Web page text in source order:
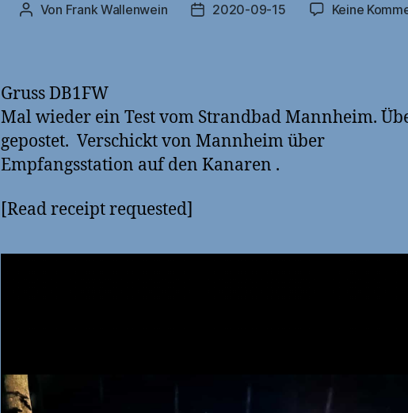
Beitragsautor
Von Frank Wallenwein Veröffentlichungsdatum
2020-09-15 Keine
Gruss DB1FW
Mal wieder ein Test vom Strandbad Mannheim.
gepostet. Verschickt von Mannheim über
Empfangsstation auf den Kanaren .
[Read receipt requested]